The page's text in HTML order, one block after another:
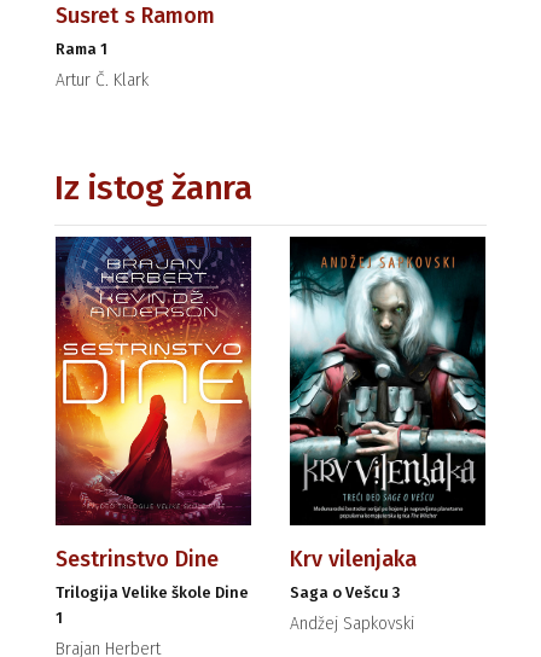
Susret s Ramom
Rama 1
Artur Č. Klark
Iz istog žanra
Sestrinstvo Dine
Trilogija Velike škole Dine
1
Brajan Herbert
Krv vilenjaka
Saga o Vešcu 3
Andžej Sapkovski